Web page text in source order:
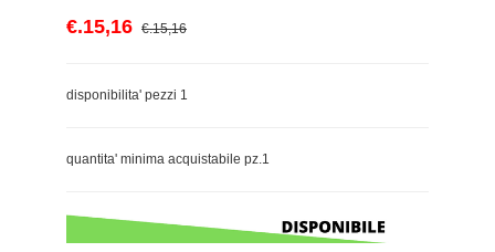
€.15,16 €.15,16
disponibilita' pezzi 1
quantita' minima acquistabile pz.1